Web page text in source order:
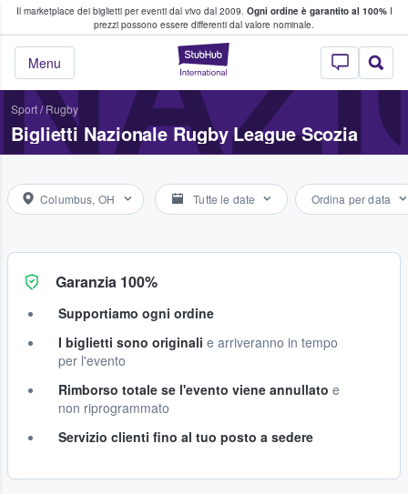
Il marketplace dei biglietti per eventi dal vivo dal 2009. Ogni ordine è garantito al 100%I
prezzi possono essere differenti dal valore nominale.
StubHub - Dove
Menu
fan comprano e vendono biglietti
Sport/Rugby
Biglietti Nazionale Rugby League Scozia
Columbus, OH Tutte le date Ordina per data
Garanzia 100%
Supportiamo ogni ordine
I biglietti sono originali e arriveranno in tempo
per l'evento
Rimborso totale se l'evento viene annullato e
non riprogrammato
Servizio clienti fino al tuo posto a sedere